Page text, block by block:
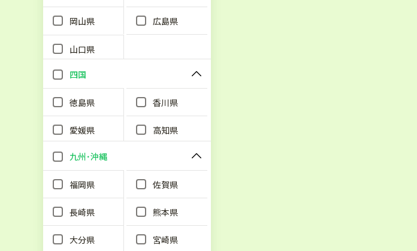
岡山県 広島県
山口県
四国
徳島県 香川県
愛媛県 高知県
九州･沖縄
福岡県 佐賀県
長崎県 熊本県
大分県 宮崎県